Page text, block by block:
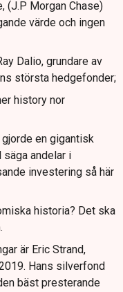
(J.P Morgan Chase)
värde och ingen
Dalio, grundare av
största hedgefonder;
history nor
en gigantisk
säga andelar i
investering så här
historia? Det ska
är Eric Strand,
Hans silverfond
bäst presterande